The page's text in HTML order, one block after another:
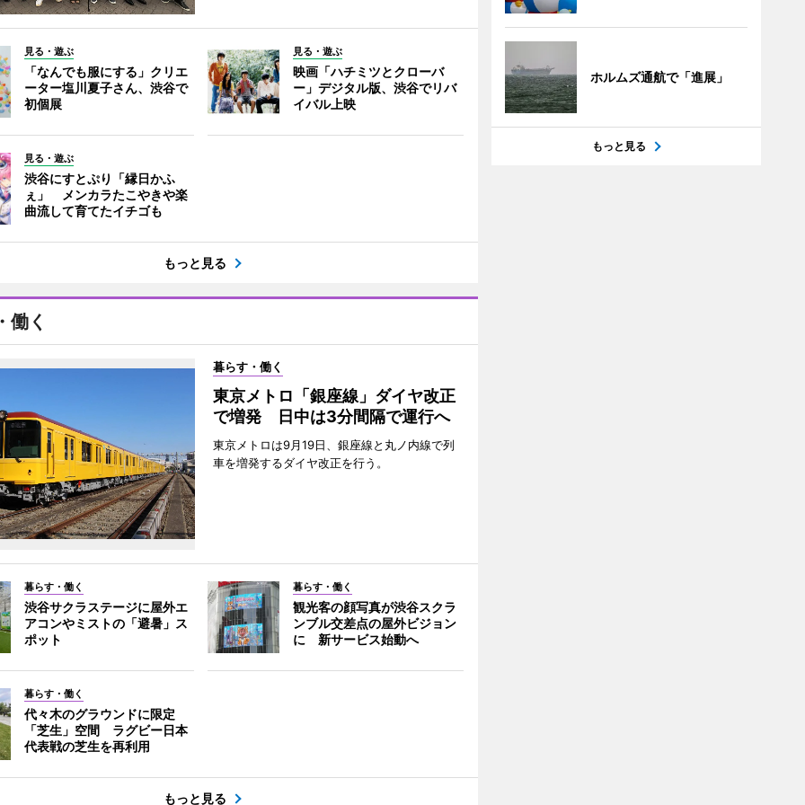
見る・遊ぶ
「なんでも服にする」クリエ
ーター塩川夏子さん、渋谷で
初個展
見る・遊ぶ
映画「ハチミツとクローバ
ー」デジタル版、渋谷でリバ
イバル上映
見る・遊ぶ
渋谷にすとぷり「縁日かふ
ぇ」 メンカラたこやきや楽
曲流して育てたイチゴも
もっと見る
働く
暮らす・働く
東京メトロ「銀座線」ダイヤ改正
で増発 日中は3分間隔で運行へ
東京メトロは9月19日、銀座線と丸ノ内線で列
車を増発するダイヤ改正を行う。
暮らす・働く
渋谷サクラステージに屋外エ
アコンやミストの「避暑」ス
ポット
暮らす・働く
観光客の顔写真が渋谷スクラ
ンブル交差点の屋外ビジョン
に 新サービス始動へ
暮らす・働く
代々木のグラウンドに限定
「芝生」空間 ラグビー日本
代表戦の芝生を再利用
もっと見る
ホルムズ通航で「進展」
もっと見る